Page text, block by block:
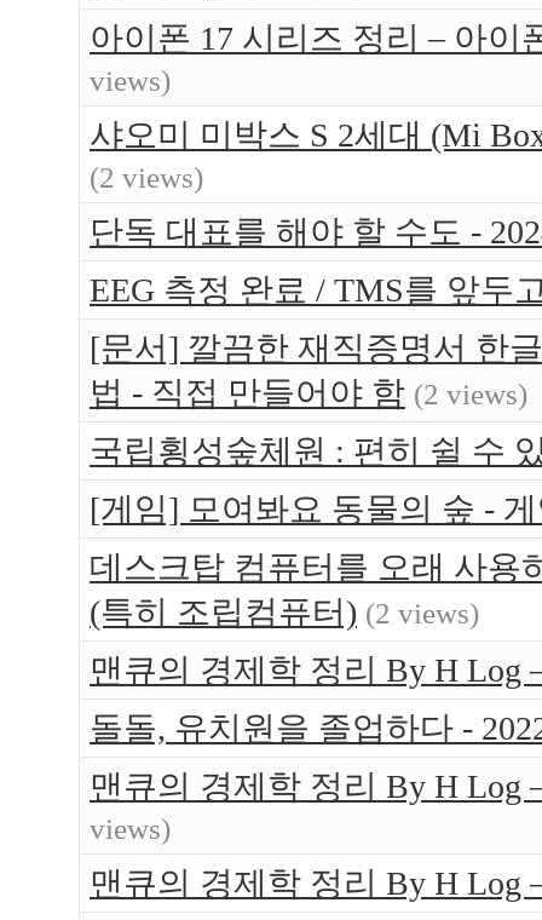
아이폰 17 시리즈 정리 – 아이
views)
샤오미 미박스 S 2세대 (Mi
(2 views)
단독 대표를 해야 할 수도 -
EEG 측정 완료 / TMS를 앞두
[문서] 깔끔한 재직증명서 한
법 - 직접 만들어야 함 (2 views)
국립횡성숲체원 : 편히 쉴 수
[게임] 모여봐요 동물의 숲 -
데스크탑 컴퓨터를 오래 사용
(특히 조립컴퓨터) (2 views)
맨큐의 경제학 정리 By H Log
돌돌, 유치원을 졸업하다 -
맨큐의 경제학 정리 By H Log
views)
맨큐의 경제학 정리 By H Log